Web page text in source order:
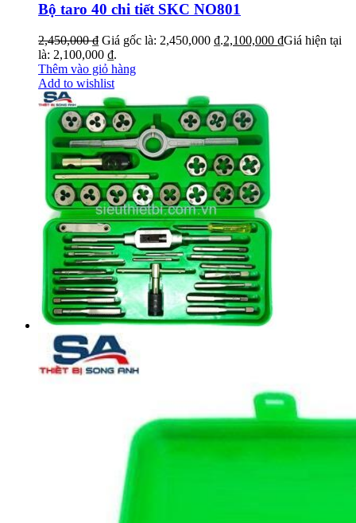
Bộ taro 40 chi tiết SKC NO801
2,450,000₫ Giá gốc là: 2,450,000 ₫.2,100,000 ₫Giá hiện tại
là: 2,100,000 ₫.
Thêm vào giỏ hàng
Add to wishlist